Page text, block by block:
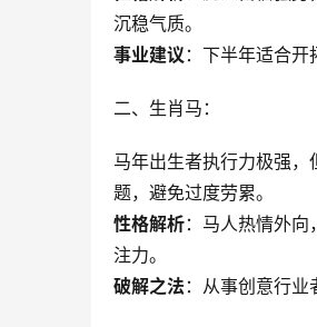
沉稳气质。
事业建议 ：下半年适合开
二、生肖马：
马年出生者执行力极强
题，避免过度劳累。
性格解析：马人热情外
注力。
破解之法 ：从事创意行业